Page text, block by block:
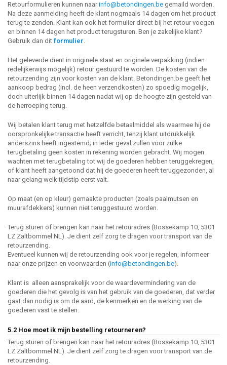
Retourformulieren kunnen naarinfo@betondingen.be gemaild worden.
Na deze aanmelding heeft de klant nogmaals 14 dagen om het product
terug te zenden. Klant kan ook het formulier direct bij het retour voegen
en binnen 14 dagen het product terugsturen. Ben je zakelijke klant?
Gebruik dan dit formulier.
Het geleverde dient in originele staat en originele verpakking (indien
redelijkerwijs mogelijk) retour gestuurd te worden. De kosten van de
retourzending zijn voor kosten van de klant. Betondingen.be geeft het
aankoop bedrag (incl. de heen verzendkosten) zo spoedig mogelijk,
doch uiterlijk binnen 14 dagen nadat wij op de hoogte zijn gesteld van
de herroeping terug.
Wij betalen klant terug met hetzelfde betaalmiddel als waarmee hij de
oorspronkelijke transactie heeft verricht, tenzij klant uitdrukkelijk
anderszins heeft ingestemd; in ieder geval zullen voor zulke
terugbetaling geen kosten in rekening worden gebracht. Wij mogen
wachten met terugbetaling tot wij de goederen hebben teruggekregen,
of klant heeft aangetoond dat hij de goederen heeft teruggezonden, al
naar gelang welk tijdstip eerst valt.
Op maat (en op kleur) gemaakte producten (zoals paalmutsen en
muurafdekkers) kunnen niet teruggestuurd worden.
Terug sturen of brengen kan naar het retouradres (Bossekamp 10, 5301
LZ Zaltbommel NL). Je dient zelf zorg te dragen voor transport van de
retourzending.
Eventueel kunnen wij de retourzending ook voor je regelen, informeer
naar onze prijzen en voorwaarden (info@betondingen.be).
Klant is alleen aansprakelijk voor de waardevermindering van de
goederen die het gevolg is van het gebruik van de goederen, dat verder
gaat dan nodig is om de aard, de kenmerken en de werking van de
goederen vast te stellen.
5.2 Hoe moet ik mijn bestelling retourneren?
Terug sturen of brengen kan naar het retouradres (Bossekamp 10, 5301
LZ Zaltbommel NL). Je dient zelf zorg te dragen voor transport van de
retourzending.